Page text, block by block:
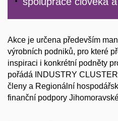
Akce je určena především
výrobních podniků, pro které
inspiraci i konkrétní podněty
pořádá INDUSTRY
členy a Regionální
finanční podpory